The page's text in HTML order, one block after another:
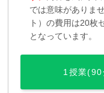
では意味がありま
ト）の費用は20枚
となっています。
1授業